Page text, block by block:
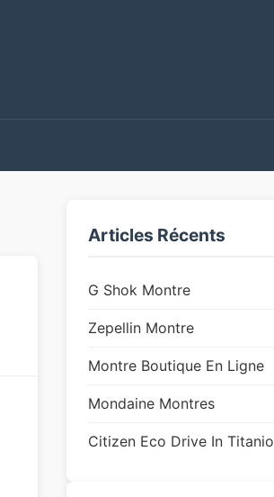
Articles Récents
G Shok Montre
Zepellin Montre
Montre Boutique En Ligne
Mondaine Montres
Citizen Eco Drive In Titanio